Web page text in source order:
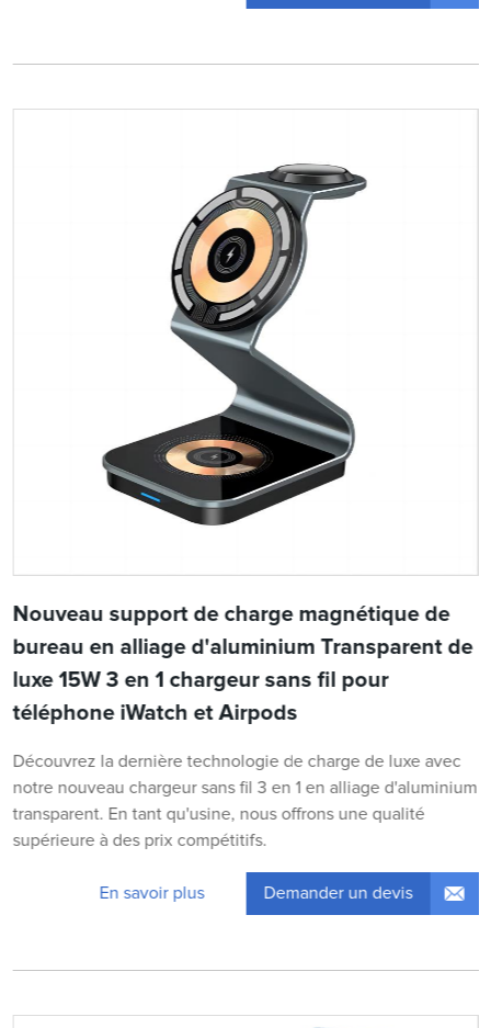
Nouveau support de charge magnétique de
bureau en alliage d'aluminium Transparent de
luxe 15W 3 en 1 chargeur sans fil pour
téléphone iWatch et Airpods
Découvrez la dernière technologie de charge de luxe avec
notre nouveau chargeur sans fil 3 en 1 en alliage d'aluminium
transparent. En tant qu'usine, nous offrons une qualité
supérieure à des prix compétitifs.
En savoir plus Demander un devis